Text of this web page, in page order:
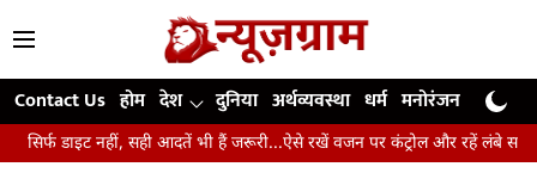
Contact Us होम देश दुनिया अर्थव्यवस्था धर्म मनोरंजन खेल
सही आदतें भी हैं जरूरी...ऐसे रखें वजन पर कंट्रोल और रहें लंबे समय तक स्वस्थ